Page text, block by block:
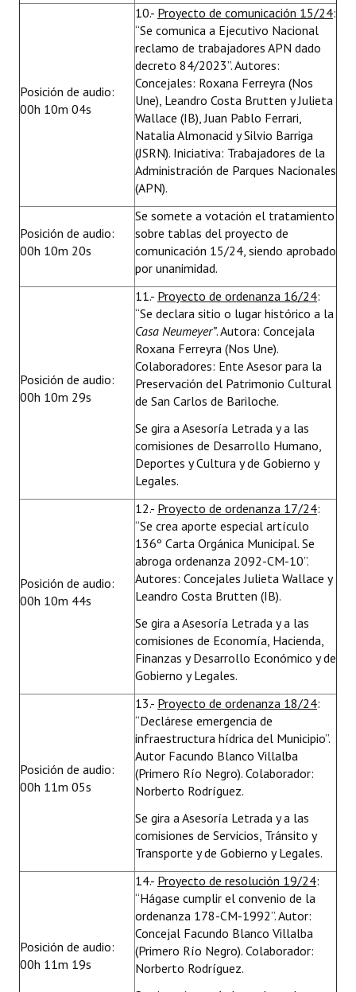
Posición de audio:
00h 10m 04s
10.- Proyecto de comunicación 15/24:
“Se comunica a Ejecutivo Nacional
reclamo de trabajadores APN dado
decreto 84/2023”. Autores:
Concejales: Roxana Ferreyra (Nos
Une), Leandro Costa Brutten y Julieta
Wallace (IB), Juan Pablo Ferrari,
Natalia Almonacid y Silvio Barriga
(JSRN). Iniciativa: Trabajadores de la
Administración de Parques Nacionales
(APN).
Posición de audio:
00h 10m 20s
Se somete a votación el tratamiento
sobre tablas del proyecto de
comunicación 15/24, siendo aprobado
por unanimidad.
Posición de audio:
00h 10m 29s
11.- Proyecto de ordenanza 16/24:
“Se declara sitio o lugar histórico a la
Casa Neumeyer”. Autora: Concejala
Roxana Ferreyra (Nos Une).
Colaboradores: Ente Asesor para la
Preservación del Patrimonio Cultural
de San Carlos de Bariloche.
Se gira a Asesoría Letrada y a las
comisiones de Desarrollo Humano,
Deportes y Cultura y de Gobierno y
Legales.
Posición de audio:
00h 10m 44s
12.- Proyecto de ordenanza 17/24:
“Se crea aporte especial artículo
136º Carta Orgánica Municipal. Se
abroga ordenanza 2092-CM-10”.
Autores: Concejales Julieta Wallace y
Leandro Costa Brutten (IB).
Se gira a Asesoría Letrada y a las
comisiones de Economía, Hacienda,
Finanzas y Desarrollo Económico y de
Gobierno y Legales.
Posición de audio:
00h 11m 05s
13.- Proyecto de ordenanza 18/24:
“Declárese emergencia de
infraestructura hídrica del Municipio”.
Autor Facundo Blanco Villalba
(Primero Río Negro). Colaborador:
Norberto Rodríguez.
Se gira a Asesoría Letrada y a las
comisiones de Servicios, Tránsito y
Transporte y de Gobierno y Legales.
Posición de audio:
00h 11m 19s
14.- Proyecto de resolución 19/24:
“Hágase cumplir el convenio de la
ordenanza 178-CM-1992”. Autor:
Concejal Facundo Blanco Villalba
(Primero Río Negro). Colaborador:
Norberto Rodríguez.